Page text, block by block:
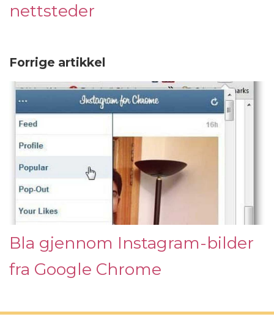
nettsteder
Forrige artikkel
Bla gjennom Instagram-bilder
fra Google Chrome